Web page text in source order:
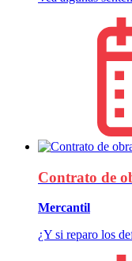
Contrato de
Mercantil
¿Y si reparo los